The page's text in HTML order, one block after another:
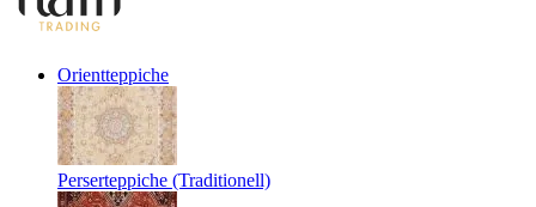
Orientteppiche
Perserteppiche (Traditionell)